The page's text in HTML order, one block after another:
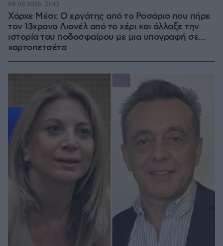
Χόρχε Μέσι: Ο εργάτης από το Ροσάριο που πήρε
τον 13χρονο Λιονέλ από το χέρι και άλλαξε την
ιστορία του ποδοσφαίρου με μια υπογραφή σε...
χαρτοπετσέτα
08.08.2026, 21:43